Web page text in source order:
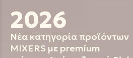
2026
Νέα κατηγορία προϊόντων
MIXERS με premium